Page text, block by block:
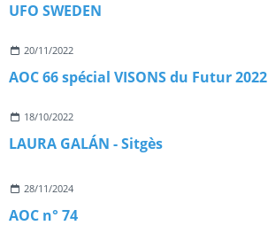
UFO SWEDEN
20/11/2022
AOC 66 spécial VISONS du Futur 2022
18/10/2022
LAURA GALÁN - Sitgès
28/11/2024
AOC n° 74